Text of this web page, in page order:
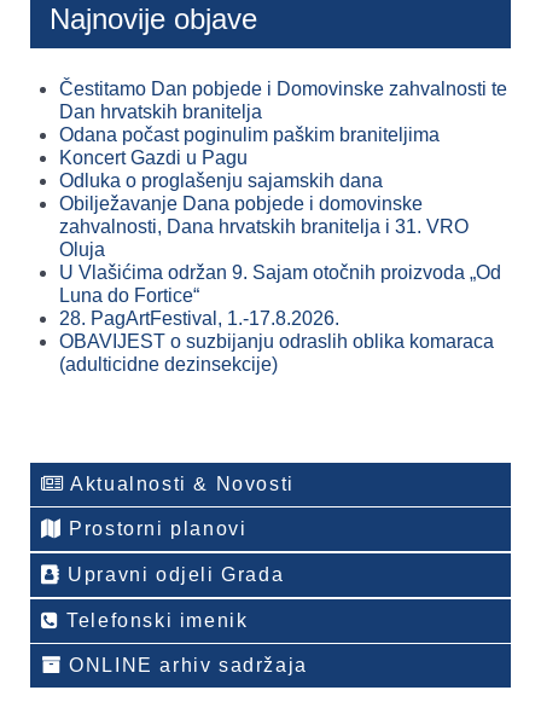
Najnovije objave
Čestitamo Dan pobjede i Domovinske zahvalnosti te
Dan hrvatskih branitelja
Odana počast poginulim paškim braniteljima
Koncert Gazdi u Pagu
Odluka o proglašenju sajamskih dana
Obilježavanje Dana pobjede i domovinske
zahvalnosti, Dana hrvatskih branitelja i 31. VRO
Oluja
U Vlašićima održan 9. Sajam otočnih proizvoda „Od
Luna do Fortice“
28. PagArtFestival, 1.-17.8.2026.
OBAVIJEST o suzbijanju odraslih oblika komaraca
(adulticidne dezinsekcije)
Aktualnosti & Novosti
Prostorni planovi
Upravni odjeli Grada
Telefonski imenik
ONLINE arhiv sadržaja